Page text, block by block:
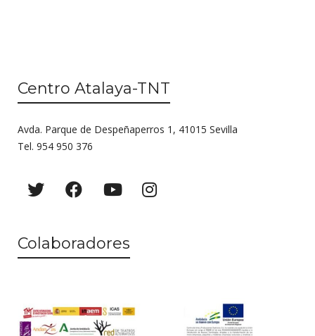
Centro Atalaya-TNT
Avda. Parque de Despeñaperros 1, 41015 Sevilla
Tel. 954 950 376
Colaboradores